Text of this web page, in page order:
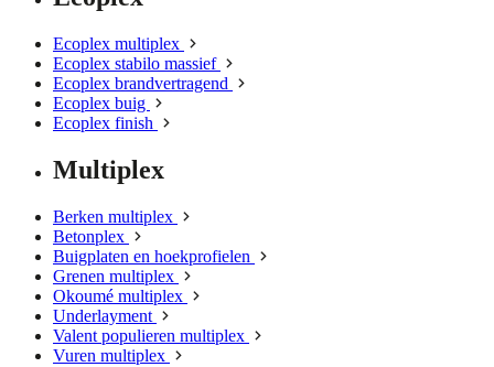
Ecoplex multiplex
Ecoplex stabilo massief
Ecoplex brandvertragend
Ecoplex buig
Ecoplex finish
Multiplex
Berken multiplex
Betonplex
Buigplaten en hoekprofielen
Grenen multiplex
Okoumé multiplex
Underlayment
Valent populieren multiplex
Vuren multiplex